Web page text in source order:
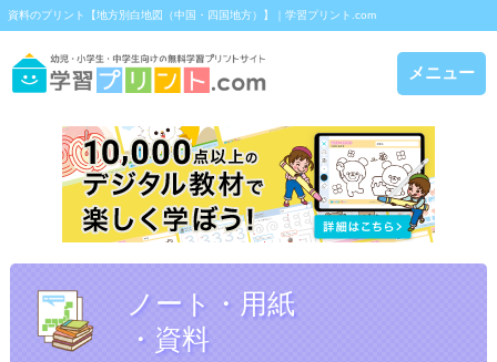
資料のプリント【地方別白地図（中国・四国地方）】｜学習プリント.com
メニュー
ノート・用紙
・資料